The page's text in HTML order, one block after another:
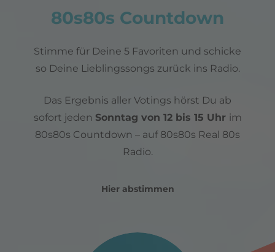
80s80s Countdown
Stimme für Deine 5 Favoriten und schicke
so Deine Lieblingssongs zurück ins Radio.
Das Ergebnis aller Votings hörst Du ab
sofort jeden Sonntag von 12 bis 15 Uhr im
80s80s Countdown – auf 80s80s Real 80s
Radio.
Hier abstimmen